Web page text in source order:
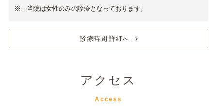
※…当院は女性のみの診療となっております。
診療時間 詳細へ
アクセス
Access